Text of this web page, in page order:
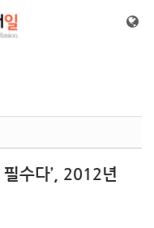
수다’, 2012년